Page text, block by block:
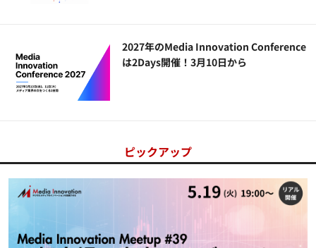
2027年のMedia Innovation Conference
は2Days開催！3月10日から
ピックアップ